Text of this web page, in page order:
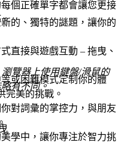
的、獨特的謎題，讓你的
直接與遊戲互動 – 拖曳、
或困難模式定制你的體
完美的挑戰。
對詞彙的掌控力，與朋友
學中，讓你專注於智力挑
個正確單字都會讓您更接
覽器上使用鍵盤/滑鼠的
有不同。